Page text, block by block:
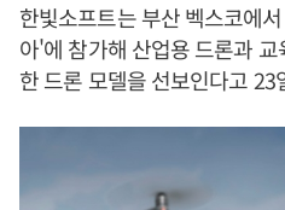
한빛소프트는 부산 벡스코에
아'에 참가해 산업용 드론과
한 드론 모델을 선보인다고 23